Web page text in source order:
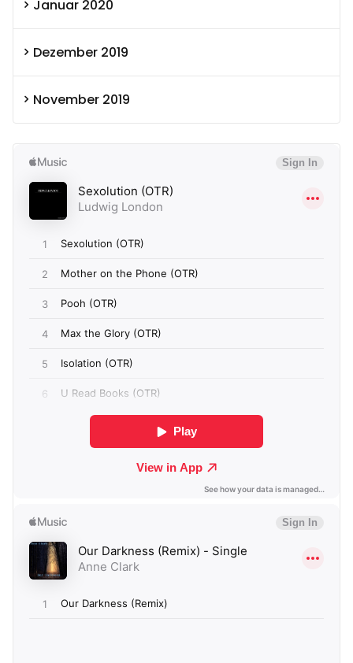
Januar 2020
Dezember 2019
November 2019